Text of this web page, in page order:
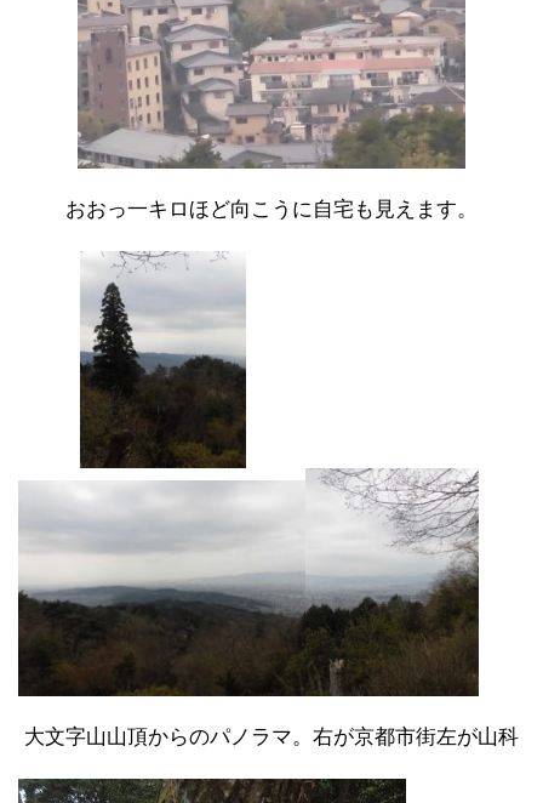
おおっ一キロほど向こうに自宅も見えます。
大文字山山頂からのパノラマ。右が京都市街左が山科